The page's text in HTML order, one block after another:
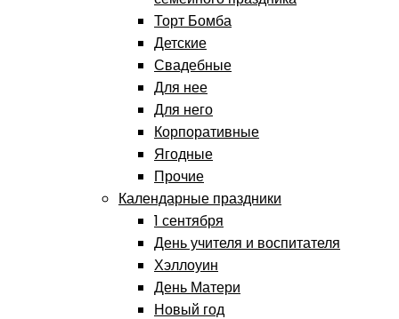
Торт Бомба
Детские
Свадебные
Для нее
Для него
Корпоративные
Ягодные
Прочие
Календарные праздники
1 сентября
День учителя и воспитателя
Хэллоуин
День Матери
Новый год